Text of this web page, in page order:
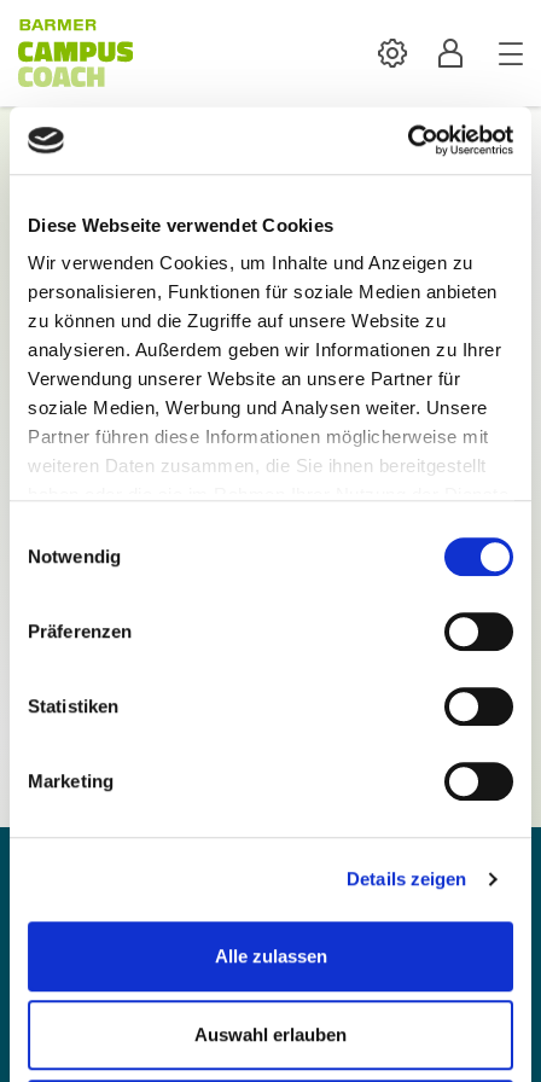
Diese Webseite verwendet Cookies
Wir verwenden Cookies, um Inhalte und Anzeigen zu
personalisieren, Funktionen für soziale Medien anbieten
zu können und die Zugriffe auf unsere Website zu
analysieren. Außerdem geben wir Informationen zu Ihrer
Verwendung unserer Website an unsere Partner für
soziale Medien, Werbung und Analysen weiter. Unsere
Partner führen diese Informationen möglicherweise mit
weiteren Daten zusammen, die Sie ihnen bereitgestellt
Notwendig
Präferenzen
Statistiken
Marketing
Details zeigen
Alle zulassen
Auswahl erlauben
SettingsProfil
Login
Funktionen des BARMER Campus Coach verfügbar.
E-Mail:
Passwort:
Kontakt
Einfache Sprache